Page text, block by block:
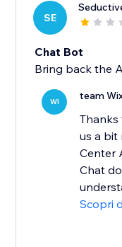
SE
Chat Bot
Bring back the
WI team
us a bit
Center
Chat
Scopri